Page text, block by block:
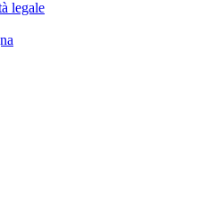
legale